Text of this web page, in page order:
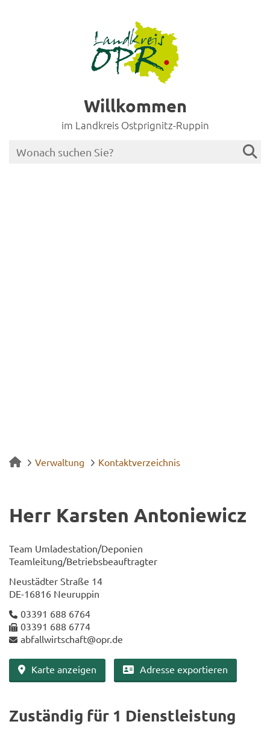
Willkommen
im Landkreis Ostprignitz-Ruppin
Verwaltung Kontaktverzeichnis
Herr Kars­ten An­to­nie­wicz
Team Um­la­de­sta­ti­on/De­po­nien
Team­lei­tung/Be­triebs­be­auf­trag­ter
Neu­städ­ter Stra­ße 14
DE-​16816 Neu­rup­pin
03391 688 6764
03391 688 6774
ab­fall­wirt­schaft@opr.de
Karte an­zei­gen Adres­se ex­por­tie­ren
Zu­stän­dig für 1 Dienst­leis­tung